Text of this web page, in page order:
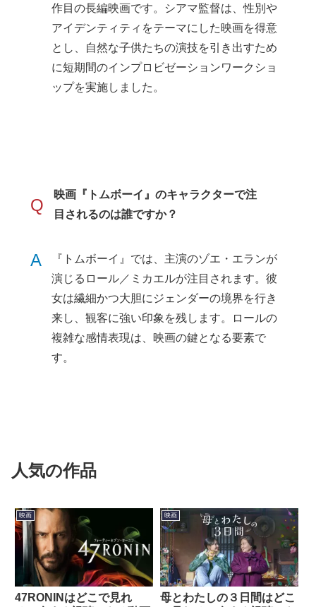
作目の長編映画です。シアマ監督は、性別や
アイデンティティをテーマにした映画を得意
とし、自然な子供たちの演技を引き出すため
に短期間のインプロビゼーションワークショ
ップを実施しました。
Q
映画『トムボーイ』のキャラクターで注
目されるのは誰ですか？
A
『トムボーイ』では、主演のゾエ・エランが
演じるロール／ミカエルが注目されます。彼
女は繊細かつ大胆にジェンダーの境界を行き
来し、観客に強い印象を残します。ロールの
複雑な感情表現は、映画の鍵となる要素で
す。
人気の作品
映画
47RONINはどこで見れ
映画
母とわたしの３日間はどこ